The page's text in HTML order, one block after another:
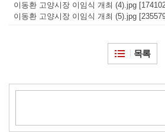
이동환 고양시장 이임식 개최 (4).jpg
이동환 고양시장 이임식 개최 (5).jpg
목록